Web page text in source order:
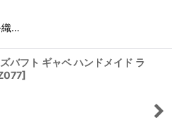
織…
バフト ギャベ ハンドメイド ラ
]